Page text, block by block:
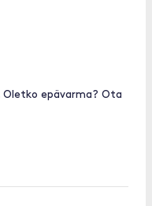
Oletko epävarma? Ota